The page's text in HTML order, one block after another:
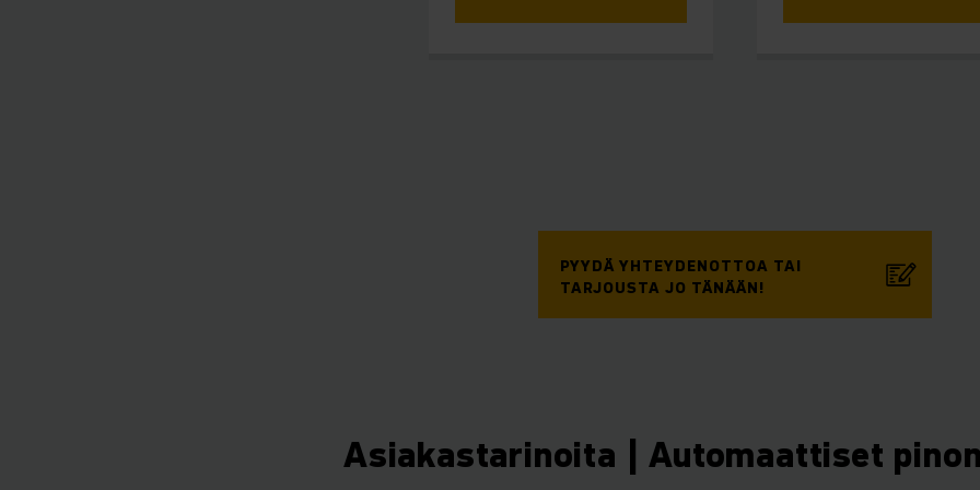
PYYDÄ YHTEYDENOTTOA TAI
TARJOUSTA JO TÄNÄÄN!
Asiakastarinoita | Automaattiset